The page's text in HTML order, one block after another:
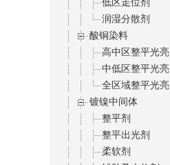
低区走位剂
润湿分散剂
酸铜染料
高中区整平光亮
中低区整平光亮
全区域整平光亮
镀镍中间体
整平剂
整平出光剂
柔软剂